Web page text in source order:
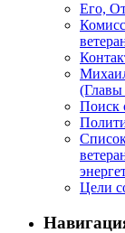
Его,
(Главы
Поиск
Цели